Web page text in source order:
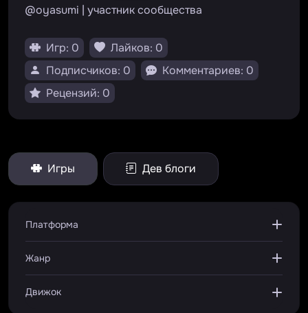
@oyasumi | участник сообщества
Игр: 0
Лайков: 0
Подписчиков: 0
Комментариев: 0
Рецензий: 0
Игры Дев блоги
Платформа
Жанр
Движок